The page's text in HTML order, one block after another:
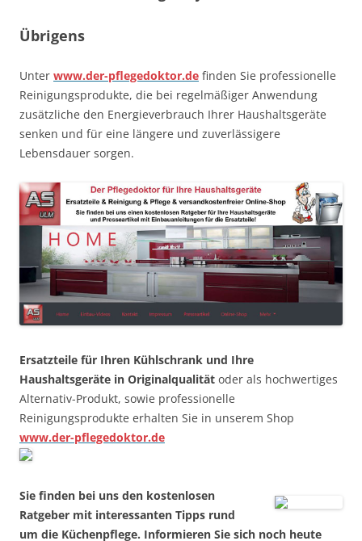
Übrigens
Unter www.der-pflegedoktor.de finden Sie professionelle
Reinigungsprodukte, die bei regelmäßiger Anwendung
zusätzliche den Energieverbrauch Ihrer Haushaltsgeräte
senken und für eine längere und zuverlässigere
Lebensdauer sorgen.
Ersatzteile für Ihren Kühlschrank und Ihre
Haushaltsgeräte in Originalqualität oder als hochwertiges
Alternativ-Produkt, sowie professionelle
Reinigungsprodukte erhalten Sie in unserem Shop
www.der-pflegedoktor.de
Sie finden bei uns den kostenlosen
Ratgeber mit interessanten Tipps rund
um die Küchenpflege. Informieren Sie sich noch heute